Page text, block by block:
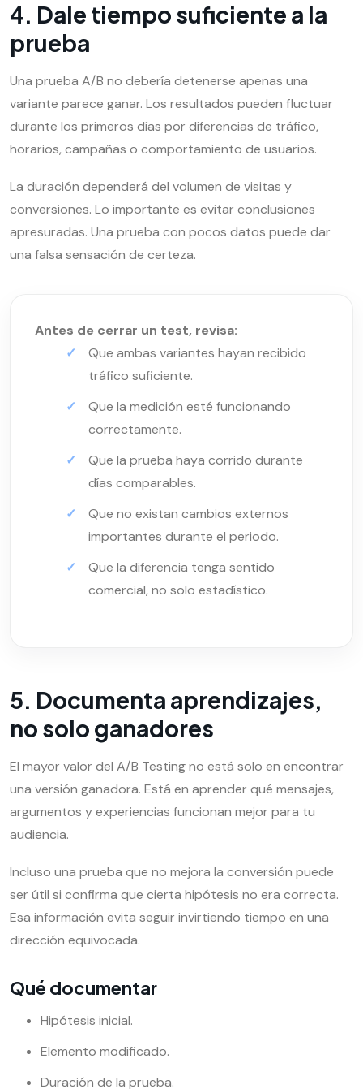
4. Dale tiempo suficiente a la
prueba
Una prueba A/B no debería detenerse apenas una
variante parece ganar. Los resultados pueden fluctuar
durante los primeros días por diferencias de tráfico,
horarios, campañas o comportamiento de usuarios.
La duración dependerá del volumen de visitas y
conversiones. Lo importante es evitar conclusiones
apresuradas. Una prueba con pocos datos puede dar
una falsa sensación de certeza.
Antes de cerrar un test, revisa:
Que ambas variantes hayan recibido
tráfico suficiente.
Que la medición esté funcionando
correctamente.
Que la prueba haya corrido durante
días comparables.
Que no existan cambios externos
importantes durante el periodo.
Que la diferencia tenga sentido
comercial, no solo estadístico.
5. Documenta aprendizajes,
no solo ganadores
El mayor valor del A/B Testing no está solo en encontrar
una versión ganadora. Está en aprender qué mensajes,
argumentos y experiencias funcionan mejor para tu
audiencia.
Incluso una prueba que no mejora la conversión puede
ser útil si confirma que cierta hipótesis no era correcta.
Esa información evita seguir invirtiendo tiempo en una
dirección equivocada.
Qué documentar
Hipótesis inicial.
Elemento modificado.
Duración de la prueba.